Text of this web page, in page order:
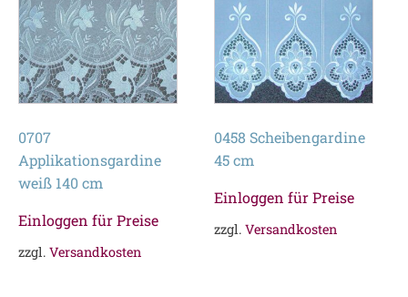
0707
Applikationsgardine
weiß 140 cm
Einloggen für Preise
zzgl. Versandkosten
0458 Scheibengardine
45 cm
Einloggen für Preise
zzgl.Versandkosten